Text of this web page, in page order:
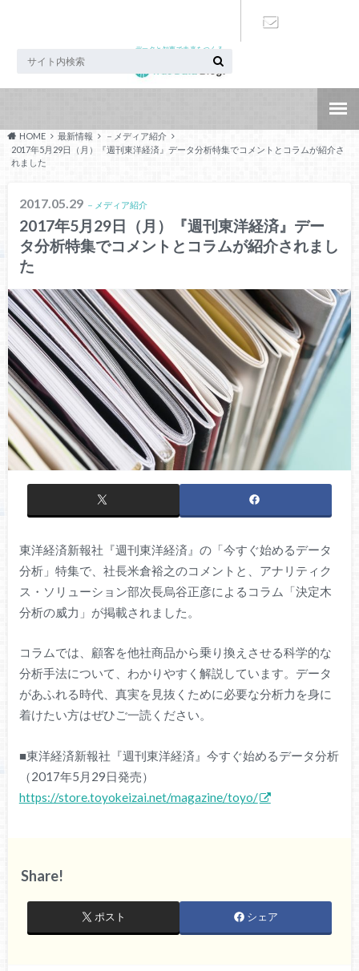
データと知恵で未来をつくる
HOME 最新情報
－メディア紹介
2017年5月29日（月）『週刊東洋経済』データ分析特集でコメントとコラムが紹介さ
れました
2017.05.29 －メディア紹介
2017年5月29日（月）『週刊東洋経済』デー
タ分析特集でコメントとコラムが紹介されまし
た
東洋経済新報社『週刊東洋経済』の「今すぐ始めるデータ
分析」特集で、社長米倉裕之のコメントと、アナリティク
ス・ソリューション部次長烏谷正彦によるコラム「決定木
分析の威力」が掲載されました。
コラムでは、顧客を他社商品から乗り換えさせる科学的な
分析手法について、わかりやすく解説しています。データ
があふれる時代、真実を見抜くために必要な分析力を身に
着けたい方はぜひご一読ください。
■東洋経済新報社『週刊東洋経済』今すぐ始めるデータ分析
（2017年5月29日発売）
https://store.toyokeizai.net/magazine/toyo/
Share!
ポスト シェア